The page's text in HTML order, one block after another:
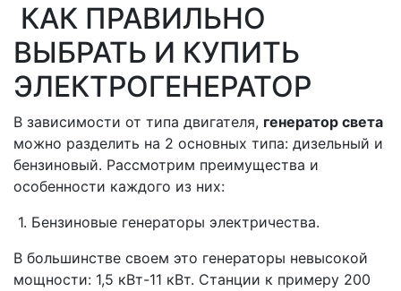
КАК ПРАВИЛЬНО
ВЫБРАТЬ И КУПИТЬ
ЭЛЕКТРОГЕНЕРАТОР
В зависимости от типа двигателя, генератор света
можно разделить на 2 основных типа: дизельный и
бензиновый. Рассмотрим преимущества и
особенности каждого из них:
1. Бензиновые генераторы электричества.
В большинстве своем это генераторы невысокой
мощности: 1,5 кВт-11 кВт. Станции к примеру 200